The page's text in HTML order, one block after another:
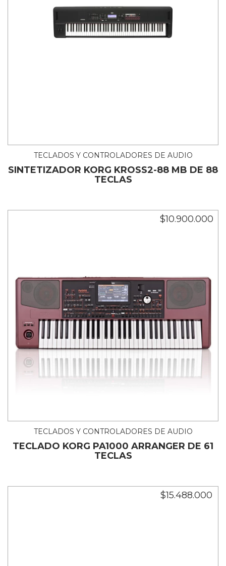
TECLADOS Y CONTROLADORES DE AUDIO
SINTETIZADOR KORG KROSS2-88 MB DE 88
TECLAS
$10.900.000
TECLADOS Y CONTROLADORES DE AUDIO
TECLADO KORG PA1000 ARRANGER DE 61
TECLAS
$15.488.000